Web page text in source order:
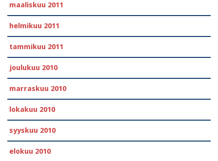
maaliskuu 2011
helmikuu 2011
tammikuu 2011
joulukuu 2010
marraskuu 2010
lokakuu 2010
syyskuu 2010
elokuu 2010